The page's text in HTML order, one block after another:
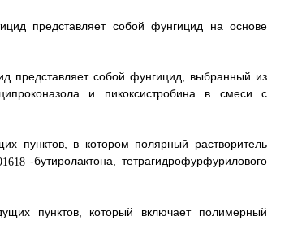
представляет собой фунгицид на основе
представляет собой фунгицид, выбранный из
и пикоксистробина в смеси с
пунктов, в котором полярный растворитель
-бутиролактона, тетрагидрофурфурилового
пунктов, который включает полимерный